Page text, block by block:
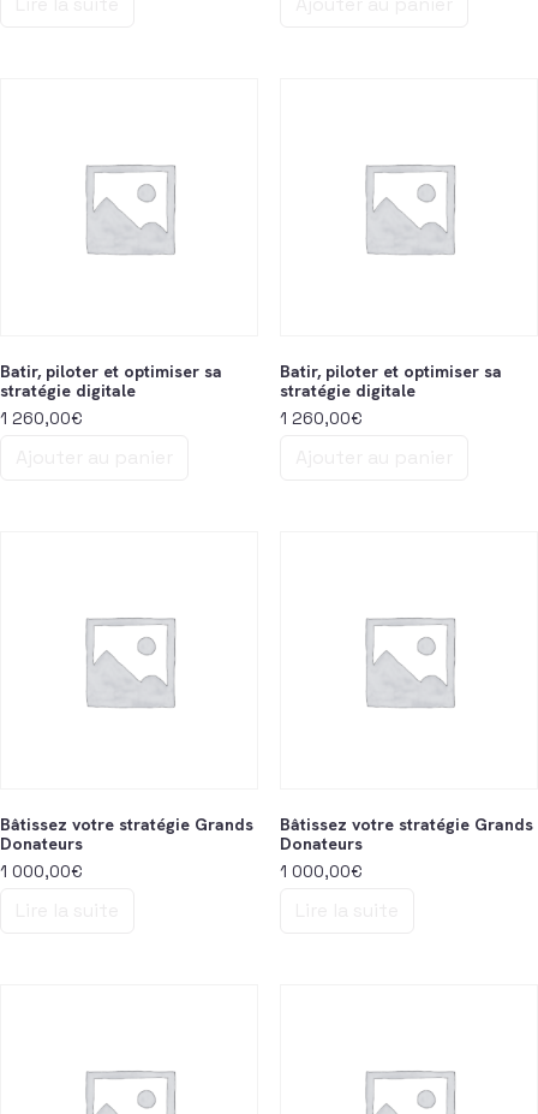
Batir, piloter et optimiser sa
stratégie digitale
1 260,00€
Batir, piloter et optimiser sa
stratégie digitale
1 260,00€
Bâtissez votre stratégie Grands
Donateurs
1 000,00€
Bâtissez votre stratégie Grands
Donateurs
1 000,00€